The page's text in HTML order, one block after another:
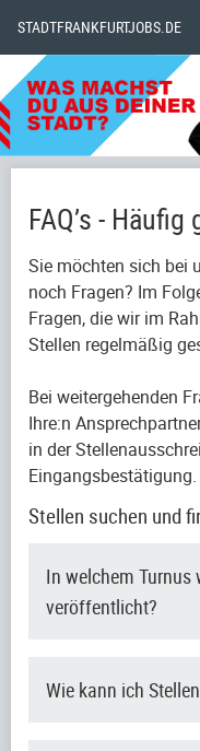
STADTFRANKFURTJOBS.DE
FAQ’s -
Sie möchten sich bei
noch Fragen? Im
Fragen, die wir im
Stellen regelmäßig
Bei weitergehenden
Ihre:n
in der
Eingangsbestätigung.
Stellen suchen und
In welchem Turnus
veröffentlicht?
Wie kann ich